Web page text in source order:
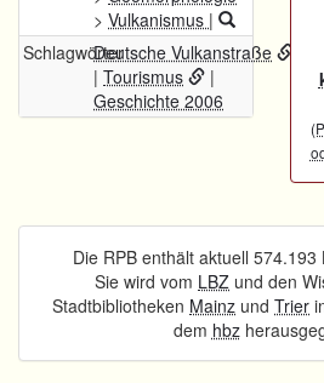
> Vulkanismus |
SchlagwörterDeutsche Vulkanstraße
| Tourismus
|
Geschichte 2006
Die RPB enthält aktuell
Sie wird vom LBZ und den
Stadtbibliotheken Mainz und Trier
dem hbz